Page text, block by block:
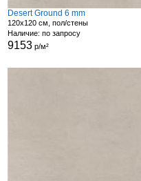
Desert Ground 6 mm
120x120 см, пол/стены
Наличие: по запросу
9153р/м²